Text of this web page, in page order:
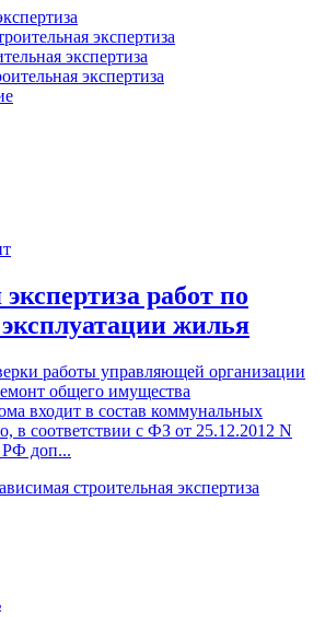
экспертиза
экспертиза
экспертиза
работ по
жилья
работы управляющей организации
общего имущества
входит в состав коммунальных
в соответствии с ФЗ от 25.12.2012 N
РФ доп...
строительная экспертиза